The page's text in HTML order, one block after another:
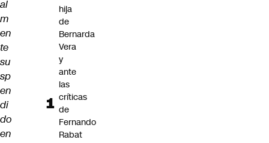
al
m
en
te
su
sp
en
di
do
en
hija
de
Bernarda
Vera
y
ante
las
críticas
de
Fernando
Rabat